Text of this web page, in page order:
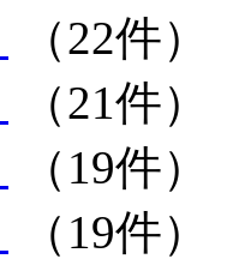
（22件）
（21件）
（19件）
（19件）